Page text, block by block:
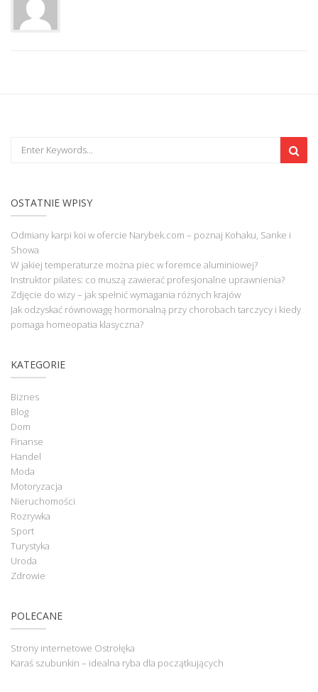
OSTATNIE WPISY
Odmiany karpi koi w ofercie Narybek.com – poznaj Kohaku, Sanke i
Showa
W jakiej temperaturze można piec w foremce aluminiowej?
Instruktor pilates: co muszą zawierać profesjonalne uprawnienia?
Zdjęcie do wizy – jak spełnić wymagania różnych krajów
Jak odzyskać równowagę hormonalną przy chorobach tarczycy i kiedy
pomaga homeopatia klasyczna?
KATEGORIE
Biznes
Blog
Dom
Finanse
Handel
Moda
Motoryzacja
Nieruchomości
Rozrywka
Sport
Turystyka
Uroda
Zdrowie
POLECANE
Strony internetowe Ostrołęka
Karaś szubunkin – idealna ryba dla początkujących